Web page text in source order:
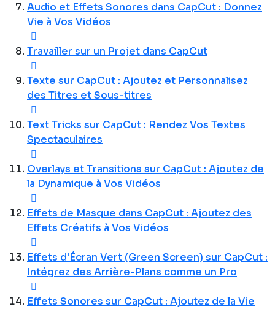
Audio et Effets Sonores dans CapCut : Donnez
Vie à Vos Vidéos
Travailler sur un Projet dans CapCut
Texte sur CapCut : Ajoutez et Personnalisez
des Titres et Sous-titres
Text Tricks sur CapCut : Rendez Vos Textes
Spectaculaires
Overlays et Transitions sur CapCut : Ajoutez de
la Dynamique à Vos Vidéos
Effets de Masque dans CapCut : Ajoutez des
Effets Créatifs à Vos Vidéos
Effets d'Écran Vert (Green Screen) sur CapCut :
Intégrez des Arrière-Plans comme un Pro
Effets Sonores sur CapCut : Ajoutez de la Vie